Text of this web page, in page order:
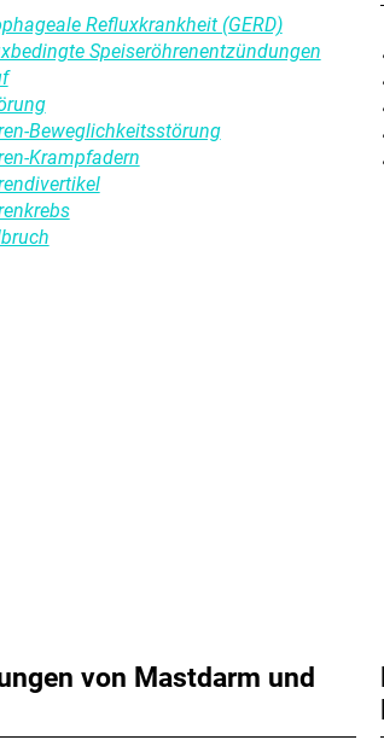
Refluxkrankheit (GERD)
Speiseröhrenentzündungen
Beweglichkeitsstörung
Krampfadern
von Mastdarm und